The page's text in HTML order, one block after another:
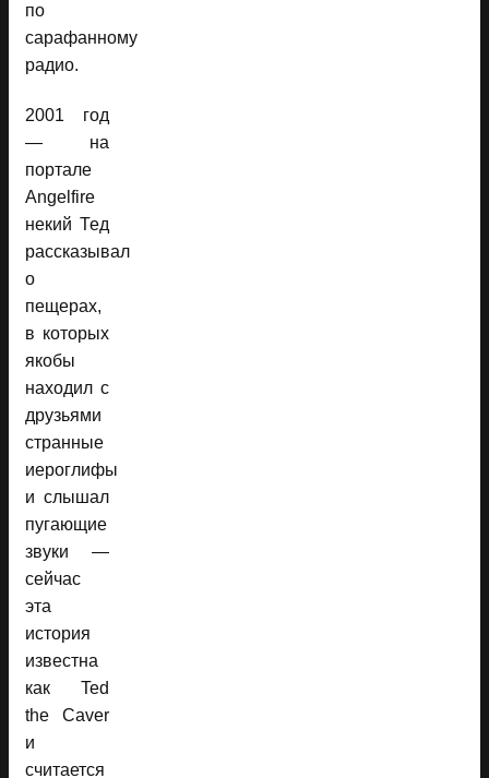
по
сарафанному
радио.
2001 год
— на
портале
Angelfire
некий Тед
рассказывал
о
пещерах,
в которых
якобы
находил с
друзьями
странные
иероглифы
и слышал
пугающие
звуки —
сейчас
эта
история
известна
как Ted
the Caver
и
считается